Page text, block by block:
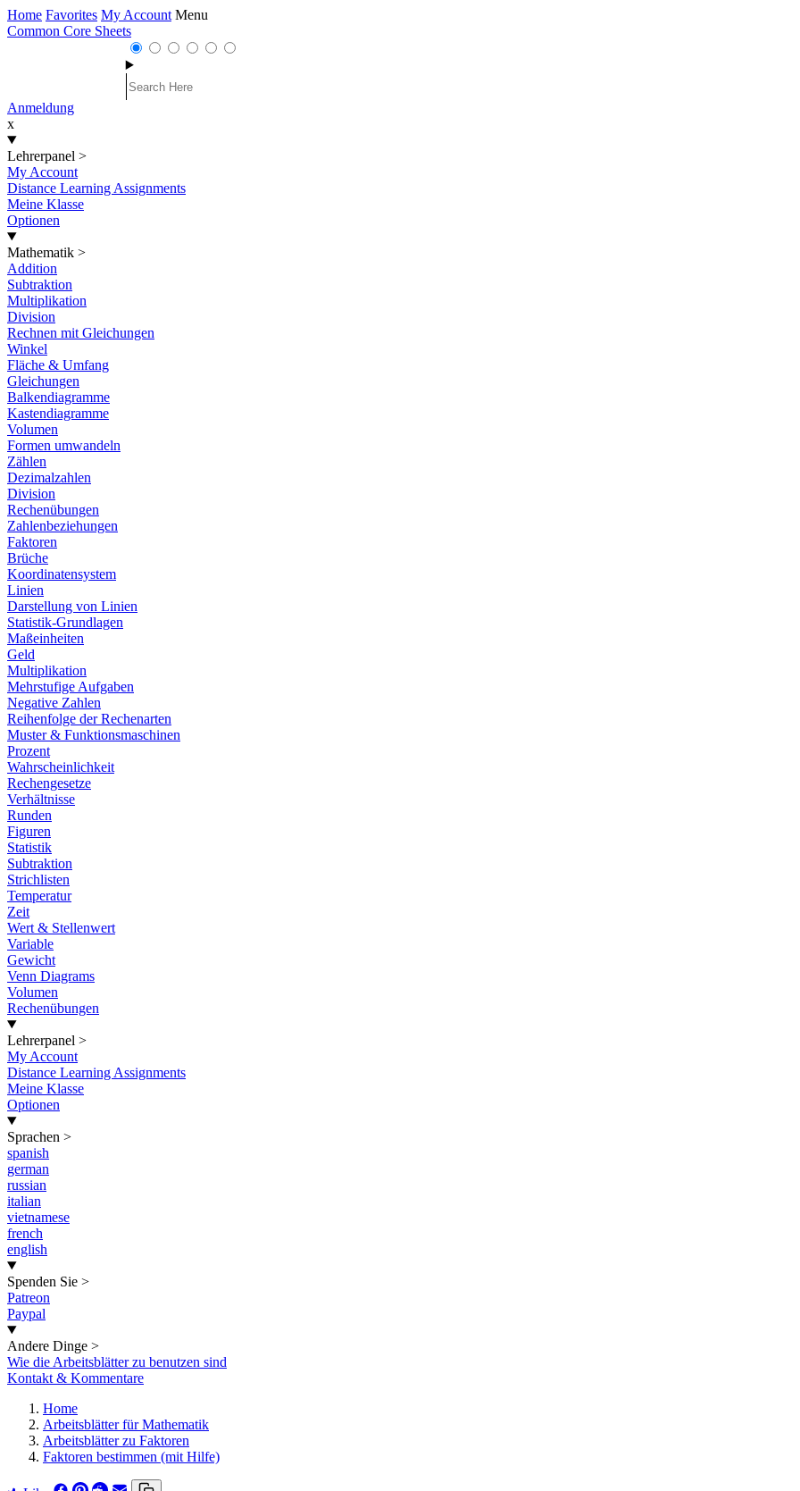
Home Favorites My Account Menu
Common Core Sheets
Anmeldung
x
Lehrerpanel >
My Account
Distance Learning Assignments
Meine Klasse
Optionen
Mathematik >
Addition
Subtraktion
Multiplikation
Division
Rechnen mit Gleichungen
Winkel
Fläche & Umfang
Gleichungen
Balkendiagramme
Kastendiagramme
Volumen
Formen umwandeln
Zählen
Dezimalzahlen
Division
Rechenübungen
Zahlenbeziehungen
Faktoren
Brüche
Koordinatensystem
Linien
Darstellung von Linien
Statistik-Grundlagen
Maßeinheiten
Geld
Multiplikation
Mehrstufige Aufgaben
Negative Zahlen
Reihenfolge der Rechenarten
Muster & Funktionsmaschinen
Prozent
Wahrscheinlichkeit
Rechengesetze
Verhältnisse
Runden
Figuren
Statistik
Subtraktion
Strichlisten
Temperatur
Zeit
Wert & Stellenwert
Variable
Gewicht
Venn Diagrams
Volumen
Rechenübungen
Lehrerpanel >
My Account
Distance Learning Assignments
Meine Klasse
Optionen
Sprachen >
spanish
german
russian
italian
vietnamese
french
english
Spenden Sie >
Patreon
Paypal
Andere Dinge >
Wie die Arbeitsblätter zu benutzen sind
Kontakt & Kommentare
Home
Arbeitsblätter für Mathematik
Arbeitsblätter zu Faktoren
Faktoren bestimmen (mit Hilfe)